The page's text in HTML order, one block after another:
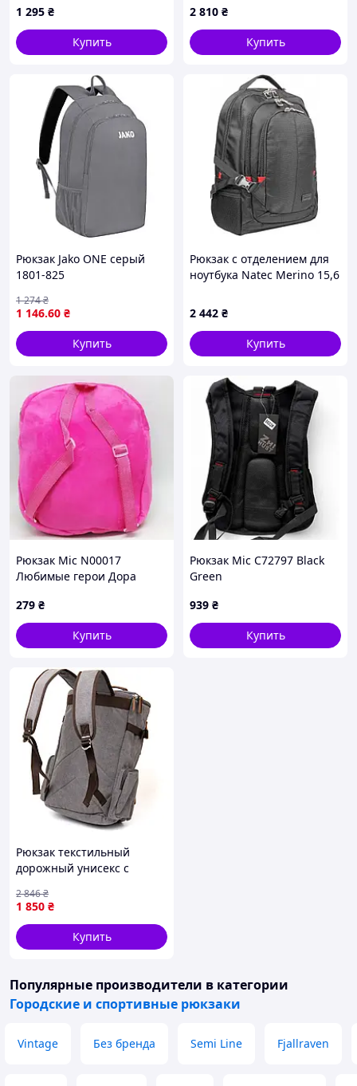
1 295 ₴
Купить
2 810 ₴
Купить
Рюкзак Jako ONE серый
1801-825
1 146.60 ₴
1 274₴
Купить
Рюкзак с отделением для
ноутбука Natec Merino 15,6
7790883 - 207
2 442 ₴
Купить
Рюкзак Mic N00017
Любимые герои Дора
279 ₴
Купить
Рюкзак Mic C72797 Black
Green
939 ₴
Купить
Рюкзак текстильный
дорожный унисекс с
Серый D3-2026
1 850 ₴
2 846₴
Купить
Популярные производители в категории
Городские и спортивные рюкзаки
Vintage Без бренда Semi Line Fjallraven